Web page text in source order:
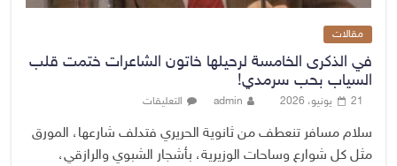
مقالات
في الذكرى الخامسة لرحيلها خاتون الشاعرات ختمت قلب
السياب بحب سرمدي!
21 يونيو، 2026 admin التعليقات
سلام مسافر تنعطف من ثانوية الحريري فتدلف شارعها، المورق
مثل كل شوارع وساحات الوزيرية، بأشجار الشبوي والرازقي،